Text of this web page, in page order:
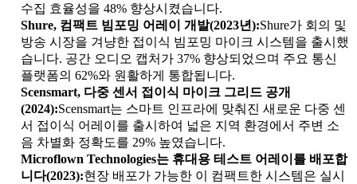
수집 효율성을 48% 향상시켰습니다.
Shure, 컴팩트 빔포밍 어레이 개발(2023년):Shure가 회의 및
방송 시장을 겨냥한 접이식 빔포밍 마이크 시스템을 출시했
습니다. 공간 오디오 캡처가 37% 향상되었으며 주요 통신
플랫폼의 62%와 원활하게 통합됩니다.
Scensmart, 다중 센서 접이식 마이크 그리드 공개
(2024):Scensmart는 스마트 인프라에 맞춰진 새로운 다중 센
서 접이식 어레이를 출시하여 넓은 지역 환경에서 주변 소
음 차별화 정확도를 29% 높였습니다.
Microflown Technologies는 휴대용 테스트 어레이를 배포합
니다(2023):현장 배포가 가능한 이 컴팩트한 시스템은 실시